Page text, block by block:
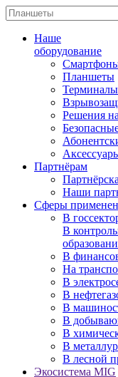
Наше
оборудование
Планшеты
Решения
Партнёрам
Наши
Сферы
В
В
В
На
В
В
В
В
В
В
В лесной
Экосистема MIG